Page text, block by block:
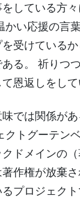
している方
かい応援の言
受けている
る。 祈りつ
恩返しをして
では関係が
クトグーテン
ドメインの
作権が放棄
プロジェク